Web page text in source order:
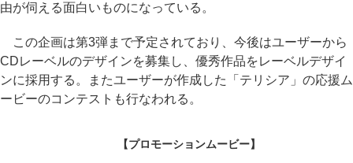
由が伺える面白いものになっている。
この企画は第3弾まで予定されており、今後はユーザーから
CDレーベルのデザインを募集し、優秀作品をレーベルデザイ
ンに採用する。またユーザーが作成した「テリシア」の応援ム
ービーのコンテストも行なわれる。
【プロモーションムービー】